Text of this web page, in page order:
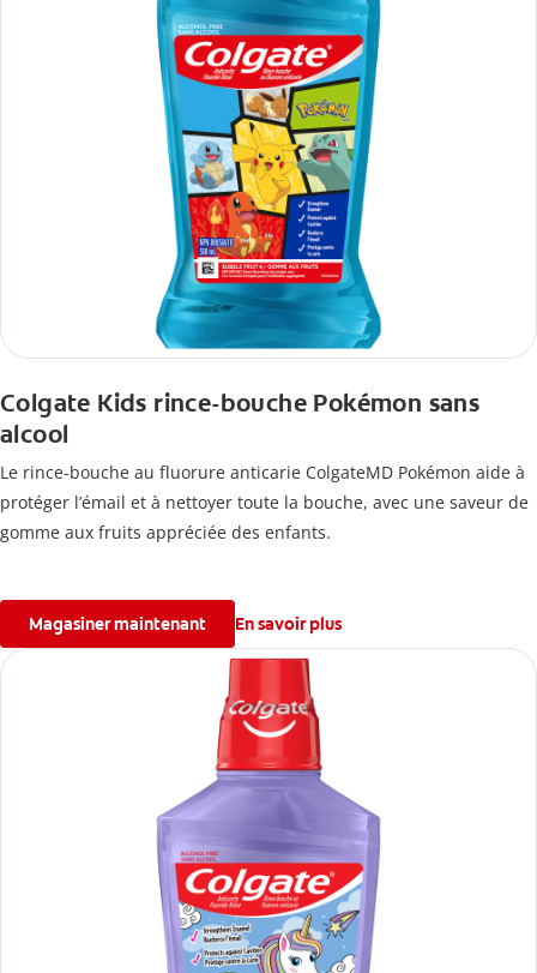
Colgate Kids rince-bouche Pokémon sans
alcool
Le rince-bouche au fluorure anticarie ColgateMD Pokémon aide à
protéger l’émail et à nettoyer toute la bouche, avec une saveur de
gomme aux fruits appréciée des enfants.
Magasiner maintenant En savoir plus